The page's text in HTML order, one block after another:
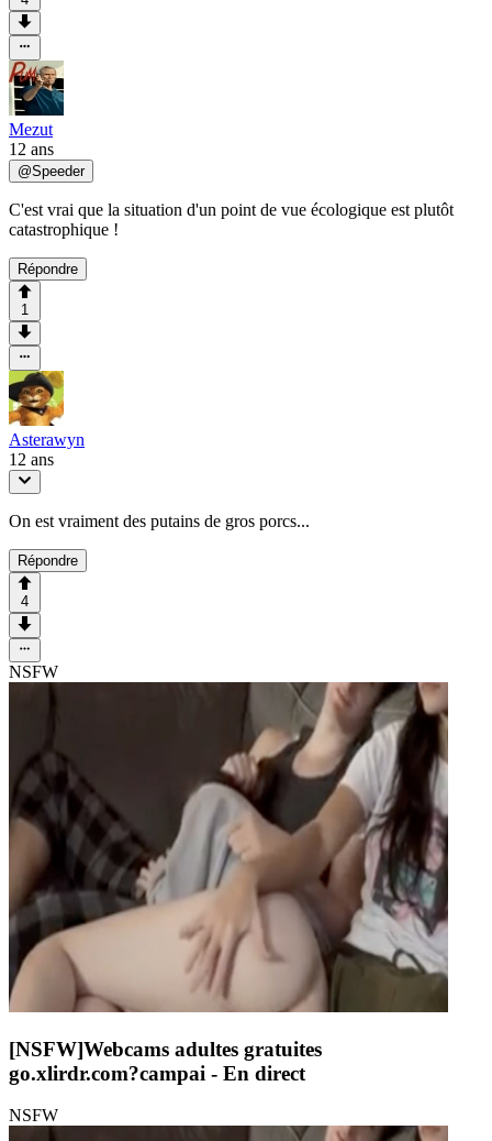
Mezut
12 ans
@Speeder
C'est vrai que la situation d'un point de vue écologique est plutôt
catastrophique !
Répondre
1
Asterawyn
12 ans
On est vraiment des putains de gros porcs...
Répondre
4
NSFW
[NSFW]Webcams adultes gratuites
go.xlirdr.com?campai - En direct
NSFW